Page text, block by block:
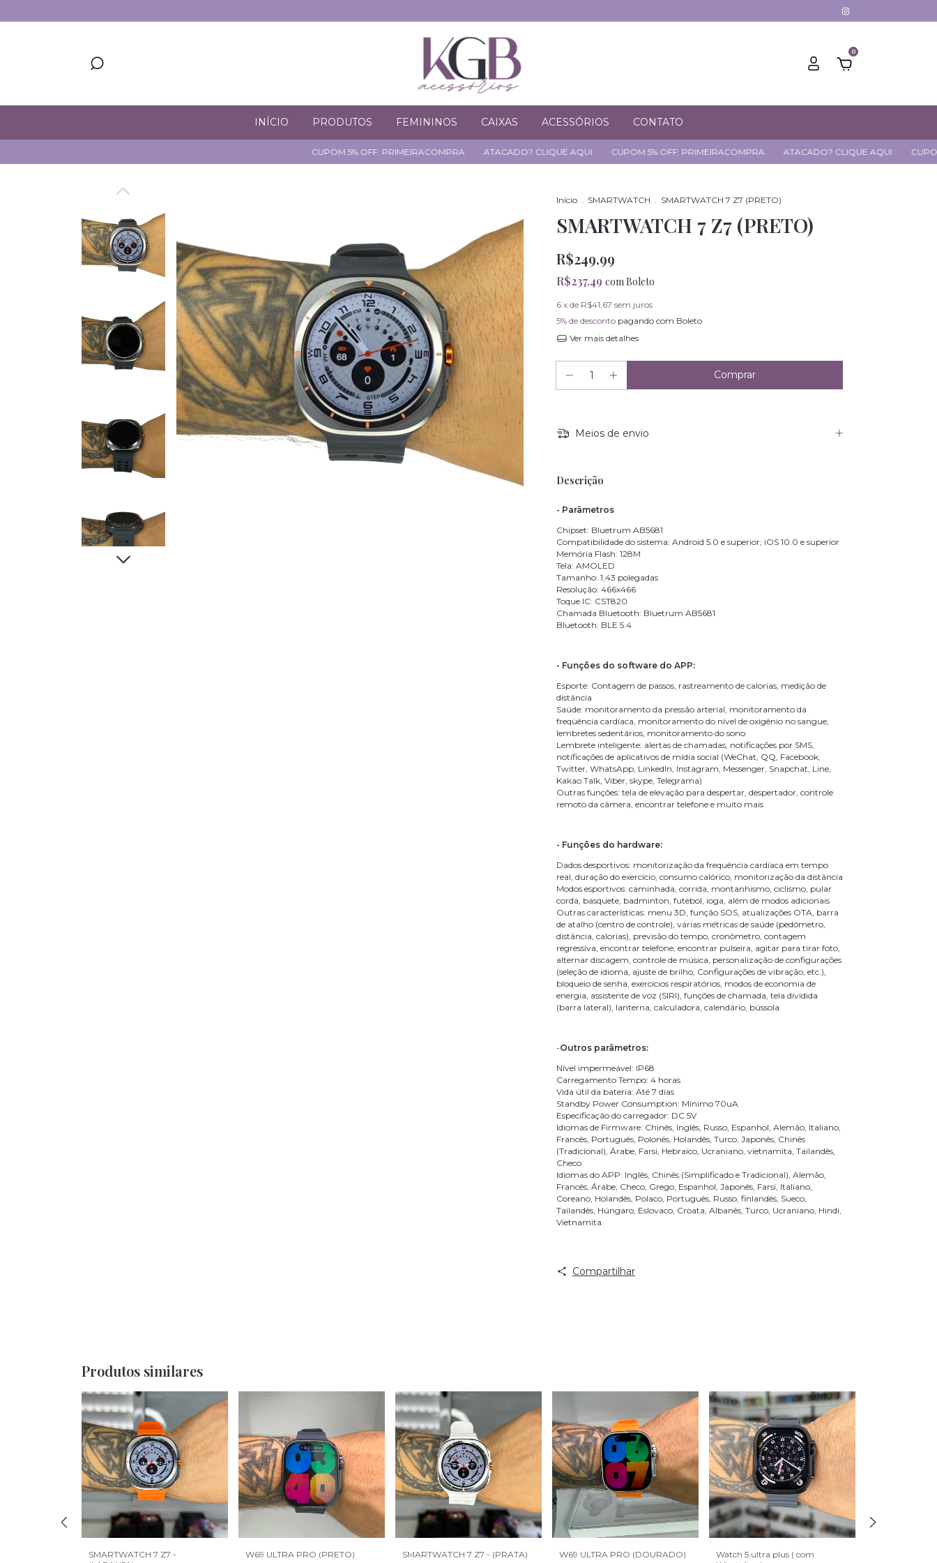
0
INÍCIO PRODUTOS FEMININOS CAIXAS ACESSÓRIOS CONTATO
CUPOM 5% OFF: PRIMEIRACOMPRA ATACADO? CLIQUE AQUI CUPOM 5% OFF: PRIMEIRACOMPRA ATACADO? CLIQUE AQUI CUPOM 5% OFF:
Início . SMARTWATCH . SMARTWATCH 7 Z7 (PRETO)
SMARTWATCH 7 Z7 (PRETO)
R$249,99
R$237,49 comBoleto
6 x de R$41,67 sem juros
5% de desconto pagando com Boleto
Ver mais detalhes
Meios de envio
Descrição
- Parâmetros
Chipset: Bluetrum AB5681
Compatibilidade do sistema: Android 5.0 e superior; iOS 10.0 e superior
Memória Flash: 128M
Tela: AMOLED
Tamanho: 1,43 polegadas
Resolução: 466x466
Toque IC: CST820
Chamada Bluetooth: Bluetrum AB5681
Bluetooth: BLE 5.4
- Funções do software do APP:
Esporte: Contagem de passos, rastreamento de calorias, medição de
distância
Saúde: monitoramento da pressão arterial, monitoramento da
freqüência cardíaca, monitoramento do nível de oxigênio no sangue,
lembretes sedentários, monitoramento do sono
Lembrete inteligente: alertas de chamadas, notificações por SMS,
notificações de aplicativos de mídia social (WeChat, QQ, Facebook,
Twitter, WhatsApp, LinkedIn, Instagram, Messenger, Snapchat, Line,
Kakao Talk, Viber, skype, Telegrama)
Outras funções: tela de elevação para despertar, despertador, controle
remoto da câmera, encontrar telefone e muito mais
- Funções do hardware:
Dados desportivos: monitorização da frequência cardíaca em tempo
real, duração do exercício, consumo calórico, monitorização da distância
Modos esportivos: caminhada, corrida, montanhismo, ciclismo, pular
corda, basquete, badminton, futebol, ioga, além de modos adicionais
Outras características: menu 3D, função SOS, atualizações OTA, barra
de atalho (centro de controle), várias métricas de saúde (pedômetro,
distância, calorias), previsão do tempo, cronômetro, contagem
regressiva, encontrar telefone, encontrar pulseira, agitar para tirar foto,
alternar discagem, controle de música, personalização de configurações
(seleção de idioma, ajuste de brilho, Configurações de vibração, etc.),
bloqueio de senha, exercícios respiratórios, modos de economia de
energia, assistente de voz (SIRI), funções de chamada, tela dividida
(barra lateral), lanterna, calculadora, calendário, bússola
-Outros parâmetros:
Nível impermeável: IP68
Carregamento Tempo: 4 horas
Vida útil da bateria: Até 7 dias
Standby Power Consumption: Mínimo 70uA
Especificação do carregador: DC 5V
Idiomas de Firmware: Chinês, Inglês, Russo, Espanhol, Alemão, Italiano,
Francês, Português, Polonês, Holandês, Turco, Japonês, Chinês
(Tradicional), Árabe, Farsi, Hebraico, Ucraniano, vietnamita, Tailandês,
Checo
Idiomas do APP: Inglês, Chinês (Simplificado e Tradicional), Alemão,
Francês, Árabe, Checo, Grego, Espanhol, Japonês, Farsi, Italiano,
Coreano, Holandês, Polaco, Português, Russo, finlandês, Sueco,
Tailandês, Húngaro, Eslovaco, Croata, Albanês, Turco, Ucraniano, Hindi,
Vietnamita.
Compartilhar
Produtos similares
SMARTWATCH 7 Z7 -
W69 ULTRA PRO (PRETO) SMARTWATCH 7 Z7 - (PRATA) W69 ULTRA PRO (DOURADO)
Watch 5 ultra plus ( com